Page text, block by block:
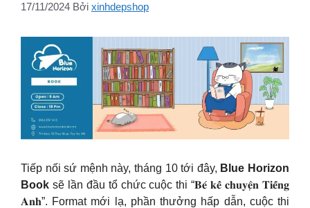
17/11/2024 Bởi xinhdepshop
Tiếp nối sứ mệnh này, tháng 10 tới đây, Blue Horizon
Book sẽ lần đầu tổ chức cuộc thi “𝐁𝐞́ 𝐤𝐞̂̉ 𝐜𝐡𝐮𝐲𝐞̣̂𝐧 𝐓𝐢𝐞̂́𝐧𝐠
𝐀𝐧𝐡”. Format mới lạ, phần thưởng hấp dẫn, cuộc thi